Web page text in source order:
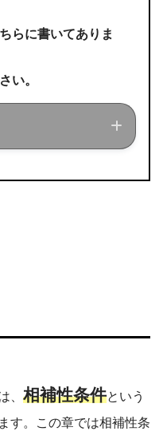
らに書いてありま
い。
、 相補性条件という
す。この章では相補性条